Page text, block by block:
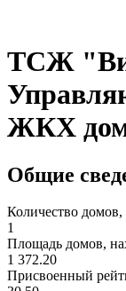
ТСЖ
ЖКХ
Общие
Количество
1
Площадь домов,
1 372.20
Присвоенный